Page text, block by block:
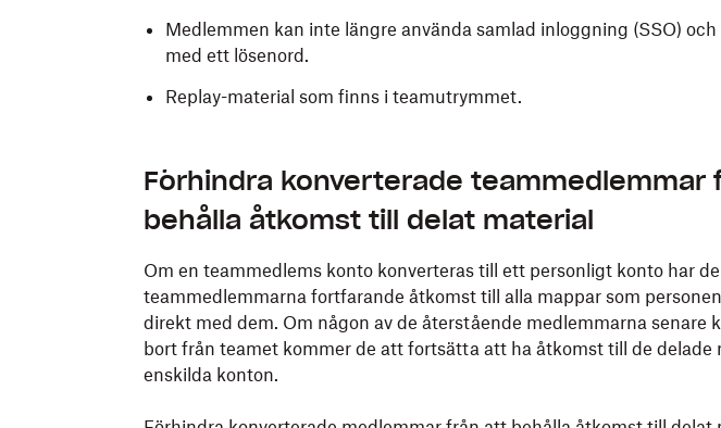
Medlemmen kan inte längre använda samlad inloggning (SSO)
med ett lösenord.
Replay-material som finns i teamutrymmet.
Förhindra konverterade teammedlemmar
behålla åtkomst till delat material
Om en teammedlems konto konverteras till ett personligt konto har
teammedlemmarna fortfarande åtkomst till alla mappar som
direkt med dem. Om någon av de återstående medlemmarna senare
bort från teamet kommer de att fortsätta att ha åtkomst till de delade
enskilda konton.